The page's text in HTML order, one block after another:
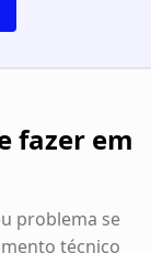
fazer em
problema se
técnico